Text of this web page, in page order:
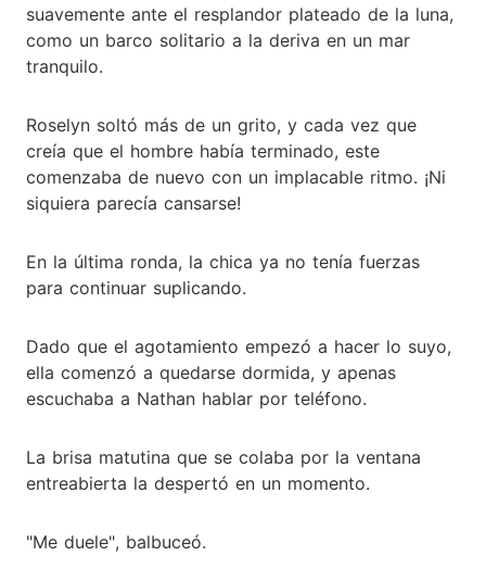
suavemente ante el resplandor plateado de la luna,
como un barco solitario a la deriva en un mar
tranquilo.
Roselyn soltó más de un grito, y cada vez que
creía que el hombre había terminado, este
comenzaba de nuevo con un implacable ritmo. ¡Ni
siquiera parecía cansarse!
En la última ronda, la chica ya no tenía fuerzas
para continuar suplicando.
Dado que el agotamiento empezó a hacer lo suyo,
ella comenzó a quedarse dormida, y apenas
escuchaba a Nathan hablar por teléfono.
La brisa matutina que se colaba por la ventana
entreabierta la despertó en un momento.
"Me duele", balbuceó.